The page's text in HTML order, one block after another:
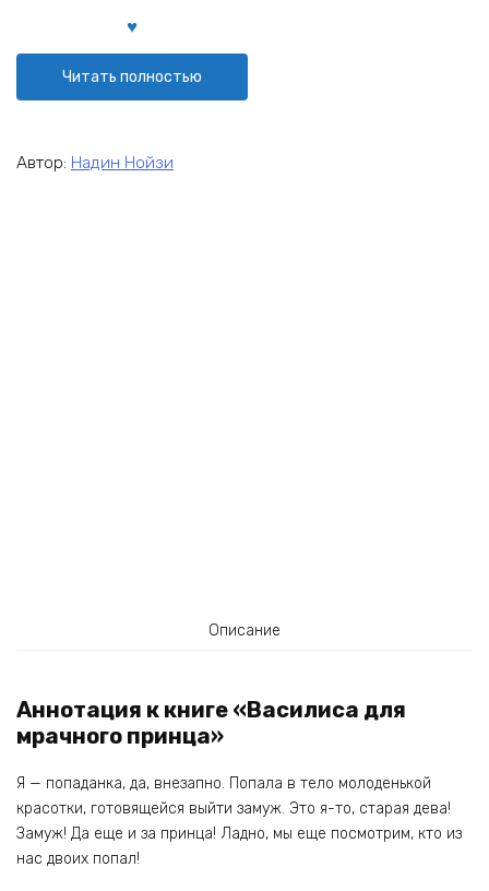
Читать полностью
Автор: Надин Нойзи
Описание
Аннотация к книге «Василиса для
мрачного принца»
Я — попаданка, да, внезапно. Попала в тело молоденькой
красотки, готовящейся выйти замуж. Это я-то, старая дева!
Замуж! Да еще и за принца! Ладно, мы еще посмотрим, кто из
нас двоих попал!